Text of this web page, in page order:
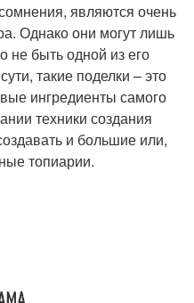
являются очень
Однако они могут лишь
не быть одной из его
такие поделки – это
ингредиенты самого
техники создания
и большие или,
топиарии.